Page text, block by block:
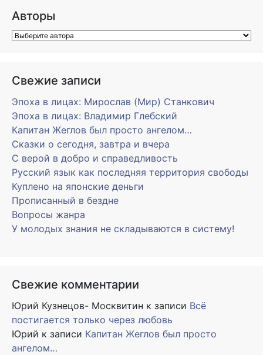
Авторы
Свежие записи
Эпоха в лицах: Мирослав (Мир) Станкович
Эпоха в лицах: Владимир Глебский
Капитан Жеглов был просто ангелом…
Сказки о сегодня, завтра и вчера
С верой в добро и справедливость
Русский язык как последняя территория свободы
Куплено на японские деньги
Прописанный в бездне
Вопросы жанра
У молодых знания не складываются в систему!
Свежие комментарии
Юрий Кузнецов- Москвитин к записи Всё
постигается только через любовь
Юрий к записи Капитан Жеглов был просто
ангелом…